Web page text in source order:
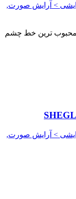
> آرایش صورت,
محبوب ترین خط چشم
> آرایش صورت,